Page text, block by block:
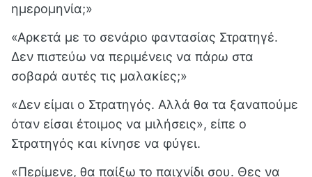
ημερομηνία;»
«Αρκετά με το σενάριο φαντασίας Στρατηγέ.
Δεν πιστεύω να περιμένεις να πάρω στα
σοβαρά αυτές τις μαλακίες;»
«Δεν είμαι ο Στρατηγός. Αλλά θα τα ξαναπούμε
όταν είσαι έτοιμος να μιλήσεις», είπε ο
Στρατηγός και κίνησε να φύγει.
«Περίμενε, θα παίξω το παιχνίδι σου. Θες να